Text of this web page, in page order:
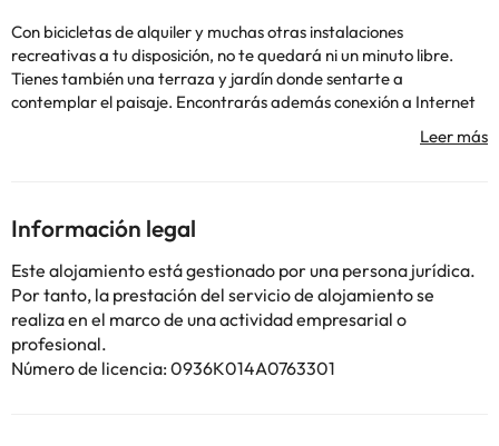
Con bicicletas de alquiler y muchas otras instalaciones
recreativas a tu disposición, no te quedará ni un minuto libre.
Tienes también una terraza y jardín donde sentarte a
contemplar el paisaje. Encontrarás además conexión a Internet
wifi gratis y servicios de conserjería.. Tendrás tintorería, un
servicio de recepción las 24 horas y consigna de equipaje a tu
aeropuerto (ida y vuelta) de pago y aparcamiento sin asistencia
gratuito.. #Con bicicletas de alquiler y muchas otras instalaciones
recreativas a tu disposición, no te quedará ni un minuto libre.
Tienes también una terraza y jardín donde sentarte a
contemplar el paisaje. Encontrarás además conexión a Internet
wifi gratis y servicios de conserjería.. Tendrás tintorería, un
servicio de recepción las 24 horas y consigna de equipaje a tu
disposición. Pagando un pequeño suplemento podrás
Información legal
Este alojamiento está gestionado por una persona jurídica.
Por tanto, la prestación del servicio de alojamiento se
realiza en el marco de una actividad empresarial o
profesional.
Número de licencia: 0936K014A0763301